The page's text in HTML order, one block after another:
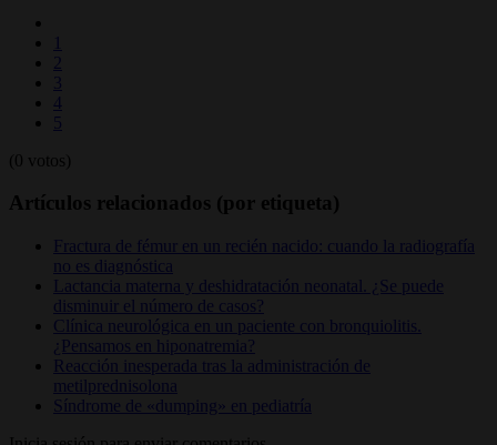
1
2
3
4
5
(0 votos)
Artículos relacionados (por etiqueta)
Fractura de fémur en un recién nacido: cuando la radiografía
no es diagnóstica
Lactancia materna y deshidratación neonatal. ¿Se puede
disminuir el número de casos?
Clínica neurológica en un paciente con bronquiolitis.
¿Pensamos en hiponatremia?
Reacción inesperada tras la administración de
metilprednisolona
Síndrome de «dumping» en pediatría